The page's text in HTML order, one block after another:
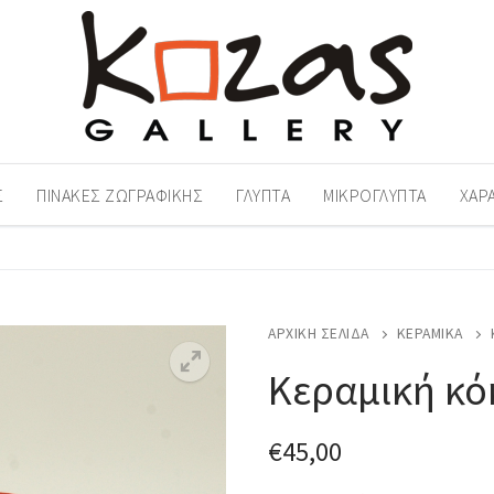
ΠΊΝΑΚΕΣ ΖΩΓΡΑΦΙΚΉΣ ΓΛΥΠΤΆ ΜΙΚΡΟΓΛΥΠΤΆ
ΑΡΧΙΚΉ ΣΕΛΊΔΑ ΚΕΡΑΜΙΚΆ
Κεραμική
€45,00